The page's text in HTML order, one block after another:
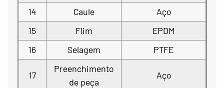
14 Caule
Aço
15
Flim
EPDM
16
Selagem PTFE
17
Preenchimento
de peça
Aço